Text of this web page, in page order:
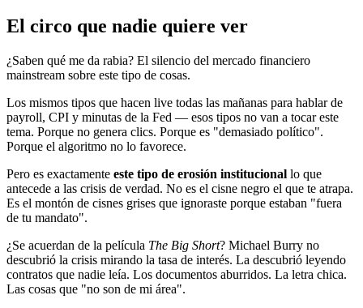
El circo que nadie quiere ver
¿Saben qué me da rabia? El silencio del mercado financiero
mainstream sobre este tipo de cosas.
Los mismos tipos que hacen live todas las mañanas para hablar de
payroll, CPI y minutas de la Fed — esos tipos no van a tocar este
tema. Porque no genera clics. Porque es "demasiado político".
Porque el algoritmo no lo favorece.
Pero es exactamente este tipo de erosión institucional lo que
antecede a las crisis de verdad. No es el cisne negro el que te atrapa.
Es el montón de cisnes grises que ignoraste porque estaban "fuera
de tu mandato".
¿Se acuerdan de la película The Big Short? Michael Burry no
descubrió la crisis mirando la tasa de interés. La descubrió leyendo
contratos que nadie leía. Los documentos aburridos. La letra chica.
Las cosas que "no son de mi área".